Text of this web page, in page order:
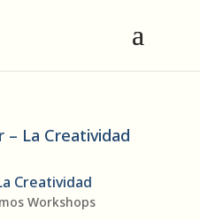
Creatividad
Workshops